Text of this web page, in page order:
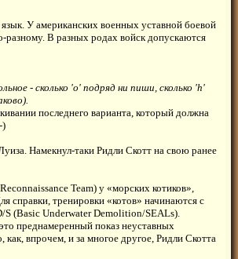
У американских военных уставной боевой
В разных родах войск допускаются
- сколько 'о' подряд ни пиши, сколько 'h'
последнего варианта, который должна
)
Намекнул-таки Ридли Скотт на свою ранее
Team) у «морских котиков»,
справки, тренировки «котов» начинаются с
S (Basic Underwater Demolition/SEALs).
преднамеренный показ неуставных
впрочем, и за многое другое, Ридли Скотта